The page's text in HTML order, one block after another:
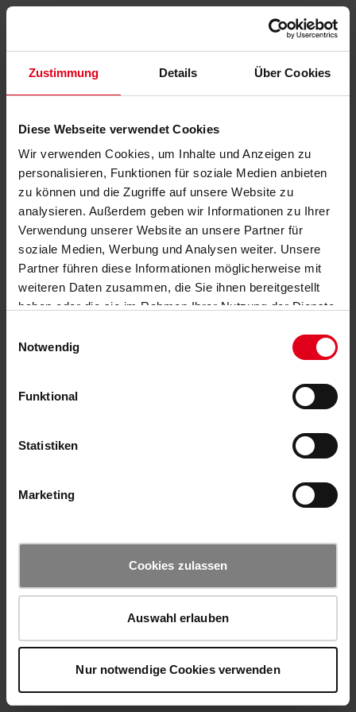
Zustimmung Details Über Cookies
Diese Webseite verwendet Cookies
Wir verwenden Cookies, um Inhalte und Anzeigen zu
personalisieren, Funktionen für soziale Medien anbieten
zu können und die Zugriffe auf unsere Website zu
analysieren. Außerdem geben wir Informationen zu Ihrer
Verwendung unserer Website an unsere Partner für
soziale Medien, Werbung und Analysen weiter. Unsere
Partner führen diese Informationen möglicherweise mit
weiteren Daten zusammen, die Sie ihnen bereitgestellt
haben oder die sie im Rahmen Ihrer Nutzung der Dienste
Notwendig
Funktional
Statistiken
Marketing
Cookies zulassen
Auswahl erlauben
Nur notwendige Cookies verwenden